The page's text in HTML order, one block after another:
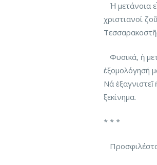
Ἡ μετάνοια
χριστιανοί
Φυσικά, ἡ
ἐξομολόγησή
Νά
ξεκίνημα.
* * *